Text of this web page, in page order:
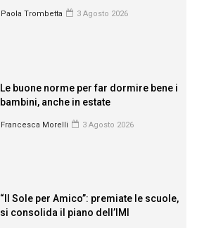
Paola Trombetta 3 Agosto 2026
Le buone norme per far dormire bene i
bambini, anche in estate
Francesca Morelli 3 Agosto 2026
“Il Sole per Amico”: premiate le scuole,
si consolida il piano dell’IMI